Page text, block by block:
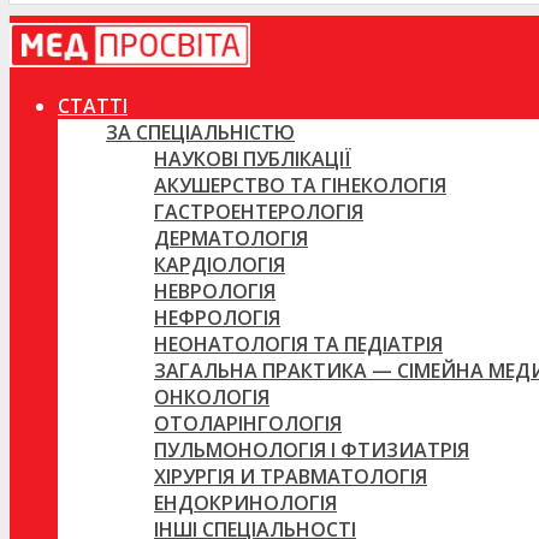
СТАТТІ
ЗА СПЕЦІАЛЬНІСТЮ
НАУКОВІ ПУБЛІКАЦІЇ
АКУШЕРСТВО ТА ГІНЕКОЛОГІЯ
ГАСТРОЕНТЕРОЛОГІЯ
ДЕРМАТОЛОГІЯ
КАРДІОЛОГІЯ
НЕВРОЛОГІЯ
НЕФРОЛОГІЯ
НЕОНАТОЛОГІЯ ТА ПЕДІАТРІЯ
ЗАГАЛЬНА ПРАКТИКА — СІМЕЙНА
ОНКОЛОГІЯ
ОТОЛАРІНГОЛОГІЯ
ПУЛЬМОНОЛОГІЯ І ФТИЗИАТРІЯ
ХІРУРГІЯ И ТРАВМАТОЛОГІЯ
ЕНДОКРИНОЛОГІЯ
ІНШІ СПЕЦІАЛЬНОСТІ